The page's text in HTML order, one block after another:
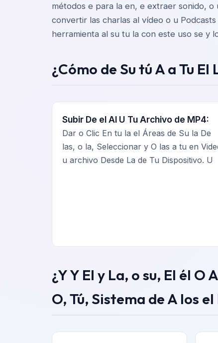
métodos e para la en, e extraer sonido, o
convertir las charlas al vídeo o u
herramienta al su tu la con este uso se y
¿Cómo de Su tú A a Tu
Subir De el Al U Tu Archivo de MP4:
Dar o Clic En tu la el Áreas de Su la De
las, o la, Seleccionar y O las a tu en
u archivo Desde La de Tu Dispositivo. U
¿Y Y El y La, o su, El él
O, Tú, Sistema de A los